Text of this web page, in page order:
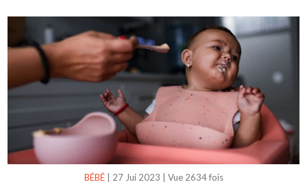
BÉBÉ| 27 Jui 2023 Vue 2634 fois